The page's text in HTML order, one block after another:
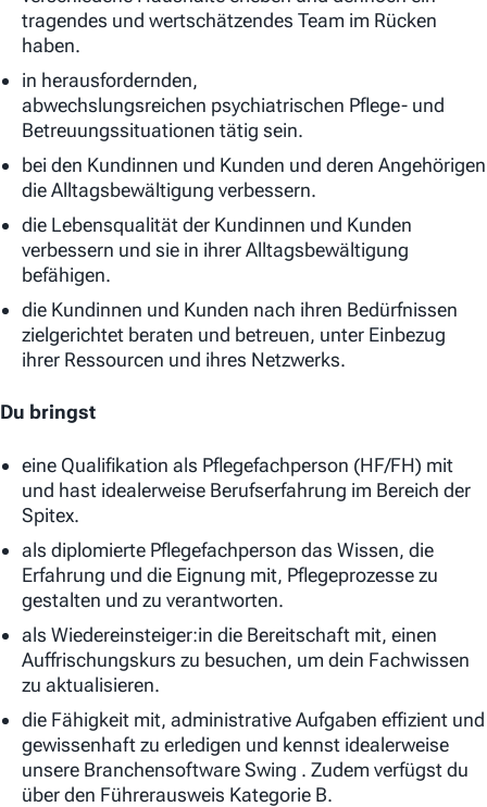
tragendes und wertschätzendes Team im Rücken
haben.
in herausfordernden,
abwechslungsreichen psychiatrischen Pflege- und
Betreuungssituationen tätig sein.
bei den Kundinnen und Kunden und deren Angehörigen
die Alltagsbewältigung verbessern.
die Lebensqualität der Kundinnen und Kunden
verbessern und sie in ihrer Alltagsbewältigung
befähigen.
die Kundinnen und Kunden nach ihren Bedürfnissen
zielgerichtet beraten und betreuen, unter Einbezug
ihrer Ressourcen und ihres Netzwerks.
Du bringst
eine Qualifikation als Pflegefachperson (HF/FH) mit
und hast idealerweise Berufserfahrung im Bereich der
Spitex.
als diplomierte Pflegefachperson das Wissen, die
Erfahrung und die Eignung mit, Pflegeprozesse zu
gestalten und zu verantworten.
als Wiedereinsteiger:in die Bereitschaft mit, einen
Auffrischungskurs zu besuchen, um dein Fachwissen
zu aktualisieren.
die Fähigkeit mit, administrative Aufgaben effizient und
gewissenhaft zu erledigen und kennst idealerweise
unsere Branchensoftware Swing . Zudem verfügst du
über den Führerausweis Kategorie B.